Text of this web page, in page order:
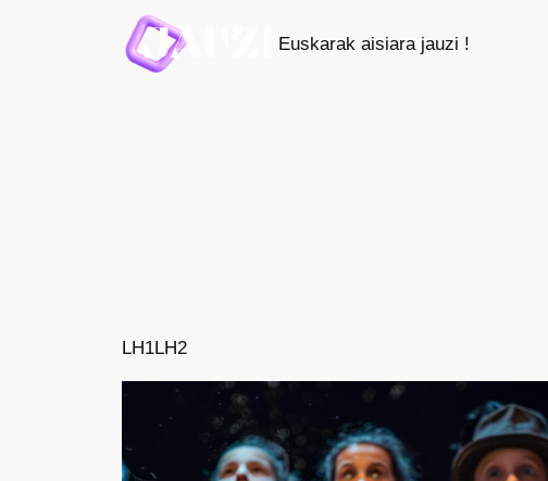
Euskarak aisiara jauzi !
LH1LH2